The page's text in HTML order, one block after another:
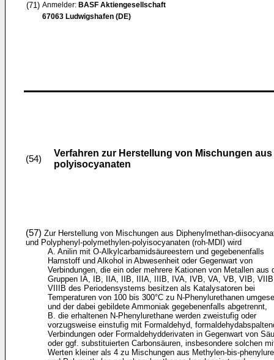
(71) Anmelder: BASF Aktiengesellschaft
67063 Ludwigshafen (DE)
(54)
Verfahren zur Herstellung von Mischungen
polyisocyanaten
(57) Zur Herstellung von Mischungen aus Diphenylmethan-
und Polyphenyl-polymethylen-polyisocyanaten (roh-MDI) wird
A. Anilin mit O-Alkylcarbamidsäureestern und gegebenenfalls
Harnstoff und Alkohol in Abwesenheit oder Gegenwart von
Verbindungen, die ein oder mehrere Kationen von Metallen aus
Gruppen IA, IB, IIA, IIB, IIIA, IIIB, IVA, IVB, VA, VB, VIB,
VIIIB des Periodensystems besitzen als Katalysatoren bei
Temperaturen von 100 bis 300°C zu N-Phenylurethanen
und der dabei gebildete Ammoniak gegebenenfalls abgetrennt,
B. die erhaltenen N-Phenylurethane werden zweistufig oder
vorzugsweise einstufig mit Formaldehyd,
Verbindungen oder Formaldehydderivaten in Gegenwart von
oder ggf. substituierten Carbonsäuren, insbesondere solchen
Werten kleiner als 4 zu Mischungen aus Methylen-bis-